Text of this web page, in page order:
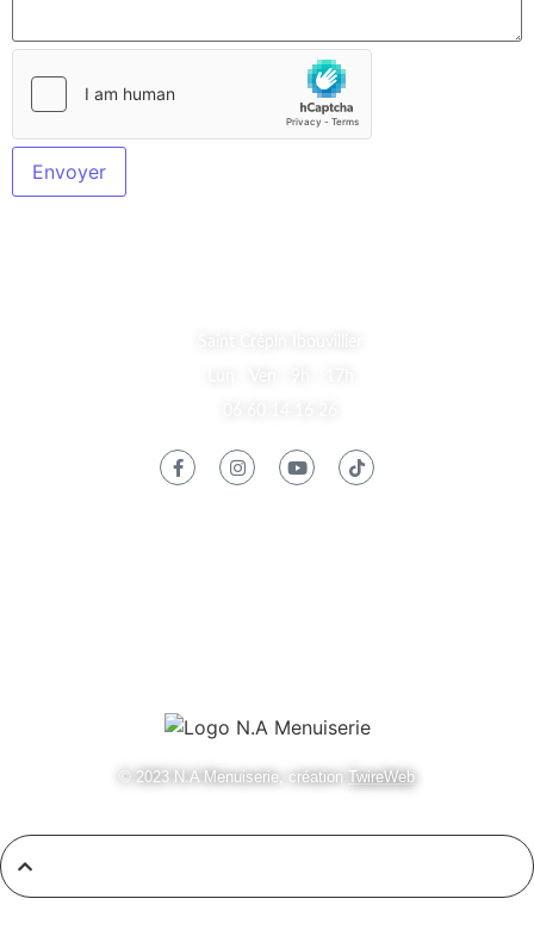
Envoyer
© 2023 N.A Menuiserie, création TwireWeb